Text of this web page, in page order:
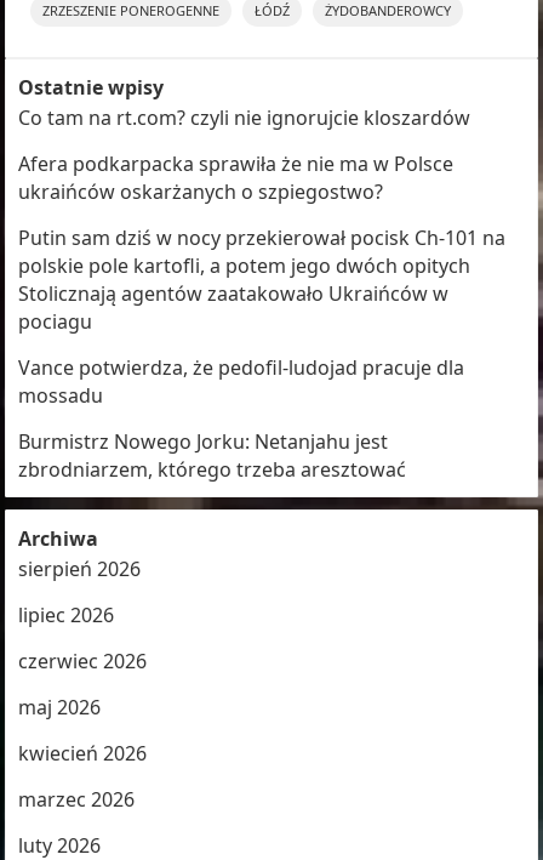
ZRZESZENIE PONEROGENNE ŁÓDŹ ŻYDOBANDEROWCY
Ostatnie wpisy
Co tam na rt.com? czyli nie ignorujcie kloszardów
Afera podkarpacka sprawiła że nie ma w Polsce
ukraińców oskarżanych o szpiegostwo?
Putin sam dziś w nocy przekierował pocisk Ch-101 na
polskie pole kartofli, a potem jego dwóch opitych
Stolicznają agentów zaatakowało Ukraińców w
pociagu
Vance potwierdza, że pedofil-ludojad pracuje dla
mossadu
Burmistrz Nowego Jorku: Netanjahu jest
zbrodniarzem, którego trzeba aresztować
Archiwa
sierpień 2026
lipiec 2026
czerwiec 2026
maj 2026
kwiecień 2026
marzec 2026
luty 2026